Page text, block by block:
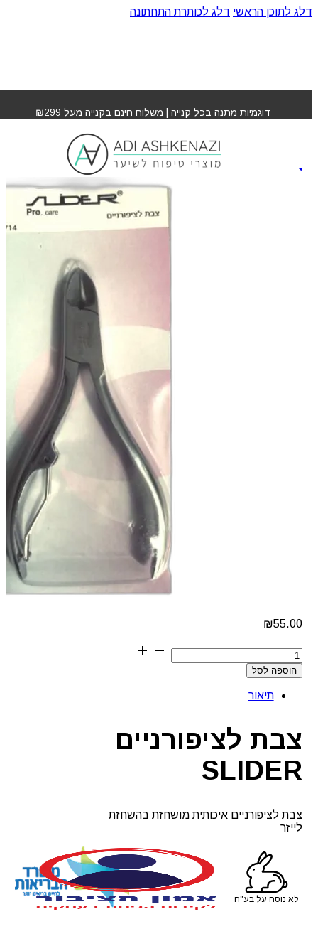
דלג לתוכן הראשי דלג לכותרת התחתונה
דוגמיות מתנה בכל קנייה | משלוח חינם בקנייה מעל ₪299
🔍
₪55.00
כמות
של
צבת
SLIDER
הוספה לסל
תיאור
צבת לציפורניים
SLIDER
צבת לציפורניים איכותית מושחזת בהשחזת
לייזר
לא נוסה על בע"ח